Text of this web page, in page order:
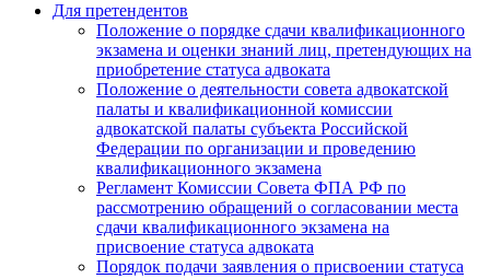
Для претендентов
Положение о порядке сдачи квалификационного
экзамена и оценки знаний лиц, претендующих на
приобретение статуса адвоката
Положение о деятельности совета адвокатской
палаты и квалификационной комиссии
адвокатской палаты субъекта Российской
Федерации по организации и проведению
квалификационного экзамена
Регламент Комиссии Совета ФПА РФ по
рассмотрению обращений о согласовании места
сдачи квалификационного экзамена на
присвоение статуса адвоката
Порядок подачи заявления о присвоении статуса